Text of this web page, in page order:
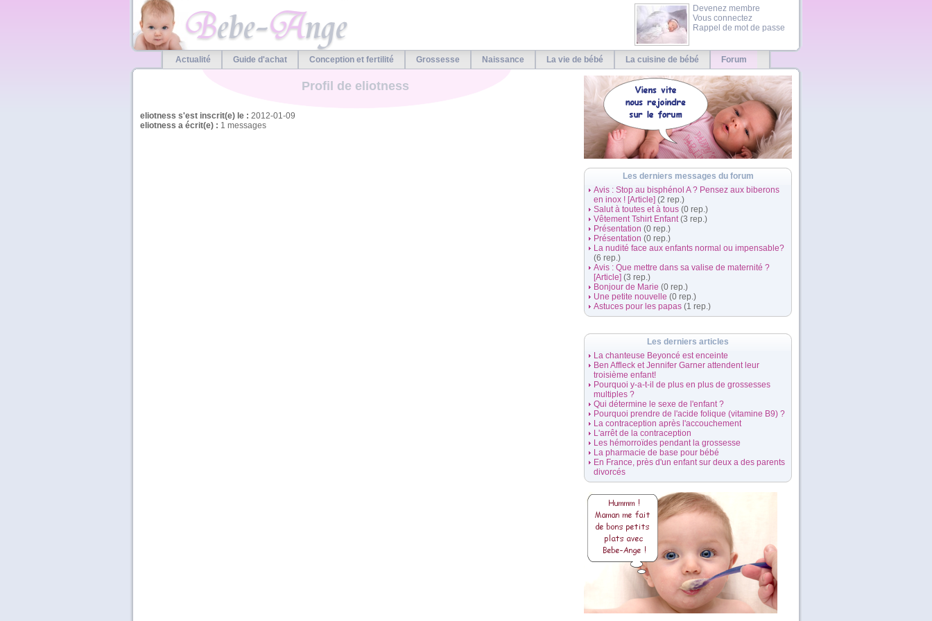
Devenez membre
Vous connectez
Rappel de mot de passe
Actualité Guide d'achat Conception et fertilité Grossesse Naissance La vie de bébé La cuisine de bébé Forum
Profil de eliotness
eliotness s'est inscrit(e) le : 2012-01-09
eliotness a écrit(e) : 1 messages
Les derniers messages du forum
Avis : Stop au bisphénol A ? Pensez aux biberons
en inox ! [Article] (2 rep.)
Salut à toutes et à tous (0 rep.)
Vêtement Tshirt Enfant (3 rep.)
Présentation (0 rep.)
Présentation (0 rep.)
La nudité face aux enfants normal ou impensable?
(6 rep.)
Avis : Que mettre dans sa valise de maternité ?
[Article] (3 rep.)
Bonjour de Marie (0 rep.)
Une petite nouvelle (0 rep.)
Astuces pour les papas (1 rep.)
Les derniers articles
La chanteuse Beyoncé est enceinte
Ben Affleck et Jennifer Garner attendent leur
troisième enfant!
Pourquoi y-a-t-il de plus en plus de grossesses
multiples ?
Qui détermine le sexe de l'enfant ?
Pourquoi prendre de l'acide folique (vitamine B9) ?
La contraception après l'accouchement
L'arrêt de la contraception
Les hémorroïdes pendant la grossesse
La pharmacie de base pour bébé
En France, près d'un enfant sur deux a des parents
divorcés